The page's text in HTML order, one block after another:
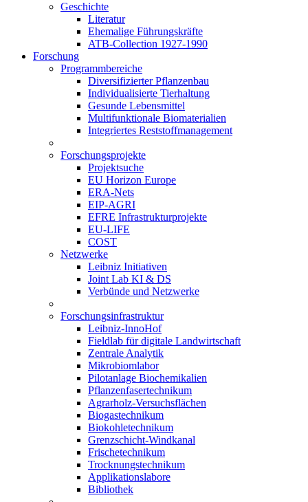
Geschichte
Literatur
Ehemalige Führungskräfte
ATB-Collection 1927-1990
Forschung
Programmbereiche
Diversifizierter Pflanzenbau
Individualisierte Tierhaltung
Gesunde Lebensmittel
Multifunktionale Biomaterialien
Integriertes Reststoffmanagement
Forschungsprojekte
Projektsuche
EU Horizon Europe
ERA-Nets
EIP-AGRI
EFRE Infrastrukturprojekte
EU-LIFE
COST
Netzwerke
Leibniz Initiativen
Joint Lab KI & DS
Verbünde und Netzwerke
Forschungsinfrastruktur
Leibniz-InnoHof
Fieldlab für digitale Landwirtschaft
Zentrale Analytik
Mikrobiomlabor
Pilotanlage Biochemikalien
Pflanzenfasertechnikum
Agrarholz-Versuchsflächen
Biogastechnikum
Biokohletechnikum
Grenzschicht-Windkanal
Frischetechnikum
Trocknungstechnikum
Applikationslabore
Bibliothek